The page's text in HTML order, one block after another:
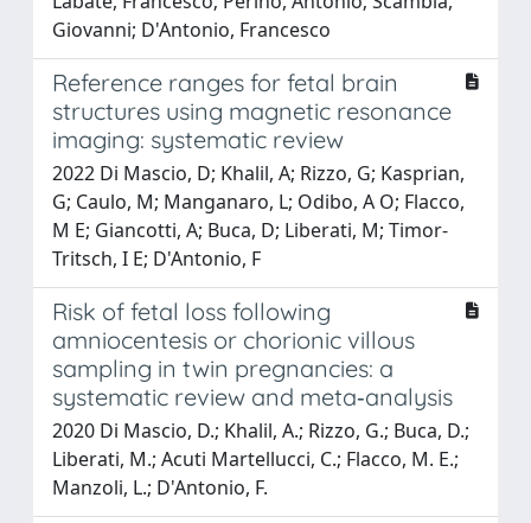
Giovanni; D'Antonio, Francesco
Reference ranges for fetal brain
structures using magnetic resonance
imaging: systematic review
2022 Di Mascio, D; Khalil, A; Rizzo, G; Kasprian,
G; Caulo, M; Manganaro, L; Odibo, A O; Flacco,
M E; Giancotti, A; Buca, D; Liberati, M; Timor-
Tritsch, I E; D'Antonio, F
Risk of fetal loss following
amniocentesis or chorionic villous
sampling in twin pregnancies: a
systematic review and meta‐analysis
2020 Di Mascio, D.; Khalil, A.; Rizzo, G.; Buca, D.;
Liberati, M.; Acuti Martellucci, C.; Flacco, M. E.;
Manzoli, L.; D'Antonio, F.